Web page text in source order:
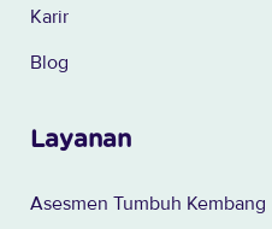
Karir
Blog
Layanan
Asesmen Tumbuh Kembang